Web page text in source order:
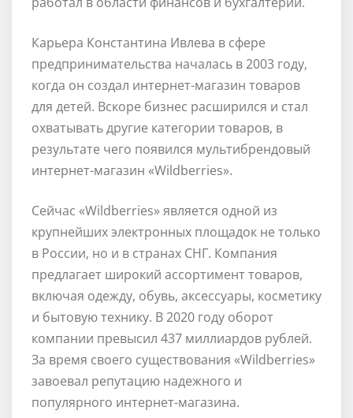
Карьера Константина Ивлева в сфере
предпринимательства началась в 2003 году,
когда он создал интернет-магазин товаров
для детей. Вскоре бизнес расширился и стал
охватывать другие категории товаров, в
результате чего появился мультибрендовый
интернет-магазин «Wildberries».
Сейчас «Wildberries» является одной из
крупнейших электронных площадок не только
в России, но и в странах СНГ. Компания
предлагает широкий ассортимент товаров,
включая одежду, обувь, аксессуары, косметику
и бытовую технику. В 2020 году оборот
компании превысил 437 миллиардов рублей.
За время своего существования «Wildberries»
завоевал репутацию надежного и
популярного интернет-магазина.